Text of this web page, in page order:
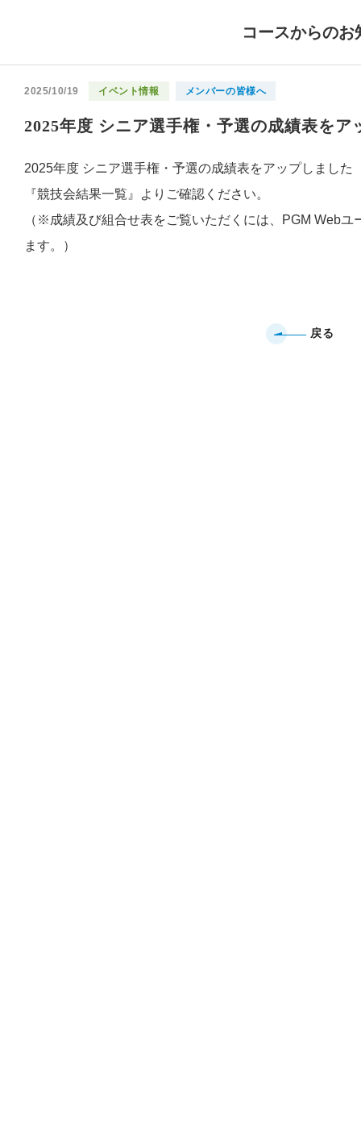
コースからのお
2025/10/19 イベント情報 メンバーの皆様へ
2025年度 シニア選手権・予選の成績表をア
2025年度 シニア選手権・予選の成績表をアップしました
『競技会結果一覧』よりご確認ください。
（※成績及び組合せ表をご覧いただくには、PGM Web
ます。）
戻る